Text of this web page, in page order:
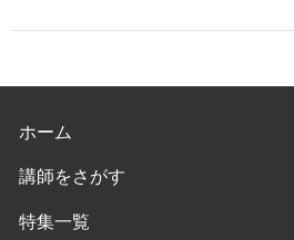
ホーム
講師をさがす
特集一覧